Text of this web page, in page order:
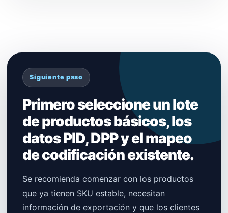
Siguiente paso
Primero seleccione un lote
de productos básicos, los
datos PID, DPP y el mapeo
de codificación existente.
Se recomienda comenzar con los productos
que ya tienen SKU estable, necesitan
información de exportación y que los clientes